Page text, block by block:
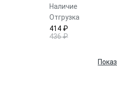
Наличие
Отгрузка
414 ₽
436 ₽